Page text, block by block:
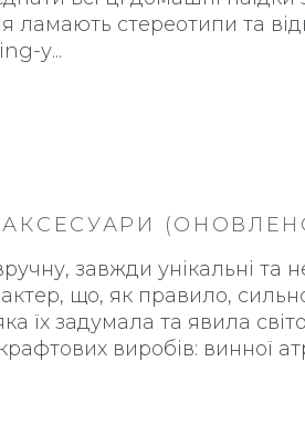
ламають стереотипи та
у
АКСЕСУАРИ
завжди унікальні та
що, як правило,
їх задумала та явила
виробів: винної